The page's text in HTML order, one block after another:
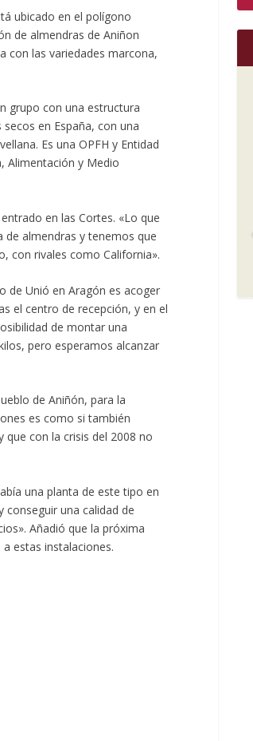
ubicado en el polígono
de almendras de Aniñon
con las variedades marcona,
grupo con una estructura
en España, con una
Es una OPFH y Entidad
Alimentación y Medio
en las Cortes. «Lo que
de almendras y tenemos que
con rivales como California».
de Unió en Aragón es acoger
el centro de recepción, y en el
de montar una
pero esperamos alcanzar
de Aniñón, para la
es como si también
con la crisis del 2008 no
una planta de este tipo en
una calidad de
Añadió que la próxima
estas instalaciones.